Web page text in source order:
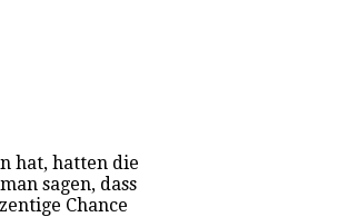
hat, hatten die
sagen, dass
Chance